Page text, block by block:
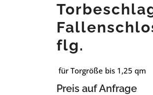
flg.
für Torgröße bis 1,25 qm
Preis auf Anfrage